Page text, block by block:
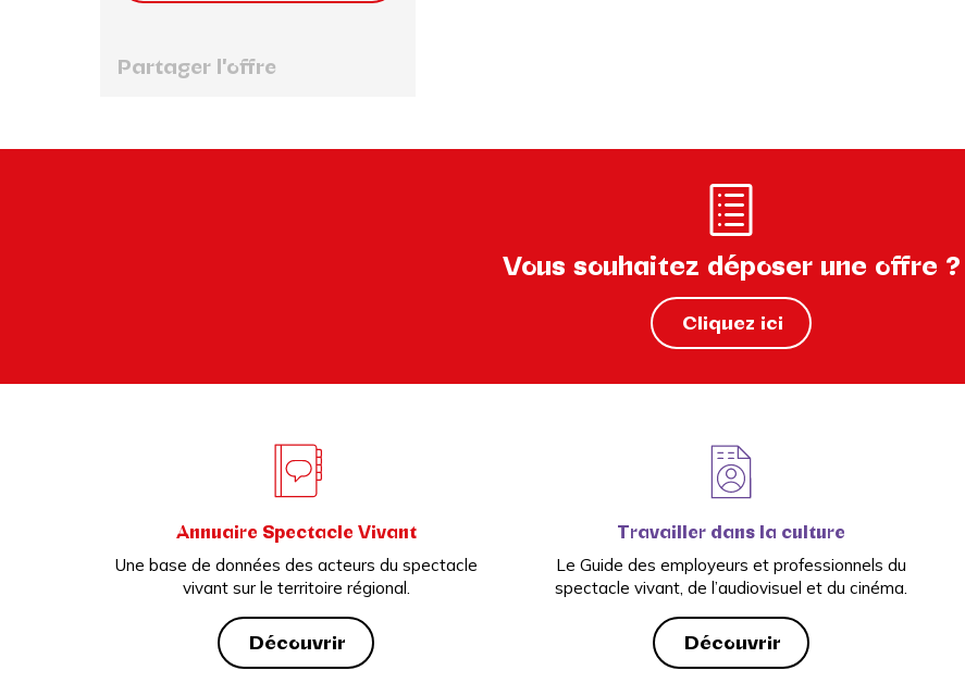
Partager l'offre
Vous souhaitez déposer une offre ?
Cliquez ici
Annuaire Spectacle Vivant
Une base de données des acteurs du spectacle
vivant sur le territoire régional.
Découvrir
Travailler dans la culture
Le Guide des employeurs et professionnels du
spectacle vivant, de l’audiovisuel et du cinéma.
Découvrir